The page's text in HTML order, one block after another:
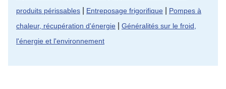
produits périssables
Entreposage frigorifique
Pompes à
chaleur, récupération d'énergie
Généralités sur le froid,
l'énergie et l'environnement